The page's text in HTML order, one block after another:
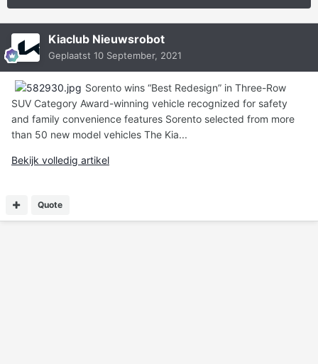
Kiaclub Nieuwsrobot
Geplaatst 10 September, 2021
Sorento wins “Best Redesign” in Three-Row
SUV Category Award-winning vehicle recognized for safety
and family convenience features Sorento selected from more
than 50 new model vehicles The Kia...
Bekijk volledig artikel
Quote